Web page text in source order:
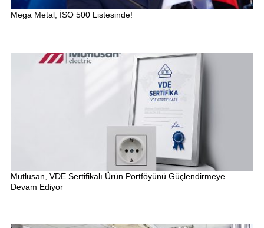
Mega Metal, İSO 500 Listesinde!
Mutlusan, VDE Sertifikalı Ürün Portföyünü Güçlendirmeye
Devam Ediyor